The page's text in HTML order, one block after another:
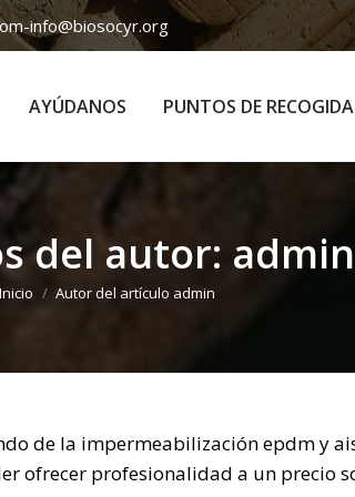
-info@biosocyr.org
AYÚDANOS PUNTOS DE RECOGIDA
del autor: admin
aquí:
Inicio Autor del artículo admin
de la impermeabilización epdm y
ofrecer profesionalidad a un precio
AYÚDANOS PUNTOS DE RECOGIDA